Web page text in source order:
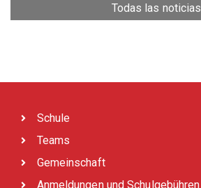
Todas las noticias
Schule
Teams
Gemeinschaft
Anmeldungen und Schulgebühren